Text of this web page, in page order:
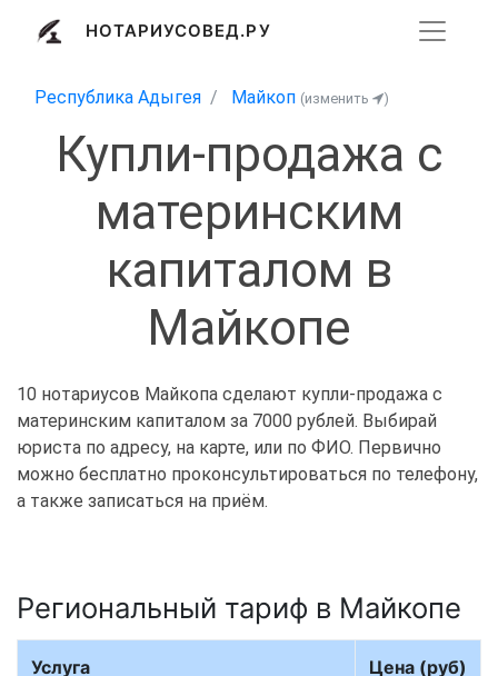
НОТАРИУСОВЕД.РУ
Республика Адыгея Майкоп (изменить )
Купли-продажа с
материнским
капиталом в
Майкопе
10 нотариусов Майкопа сделают купли-продажа с
материнским капиталом за 7000 рублей. Выбирай
юриста по адресу, на карте, или по ФИО. Первично
можно бесплатно проконсультироваться по телефону,
а также записаться на приём.
Региональный тариф в Майкопе
Услуга Цена (руб)